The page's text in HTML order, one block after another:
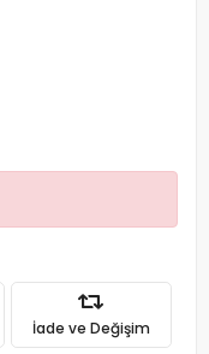
İade ve Değişim